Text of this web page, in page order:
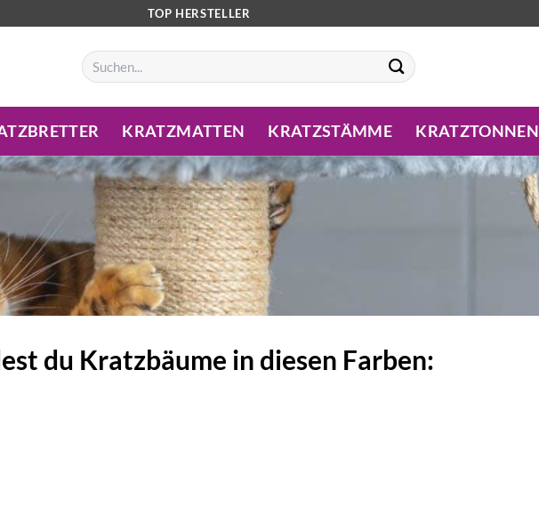
TOP HERSTELLER
Suchen
nach:
KRATZMATTEN KRATZSTÄMME KRATZTONNEN
du Kratzbäume in diesen Farben: